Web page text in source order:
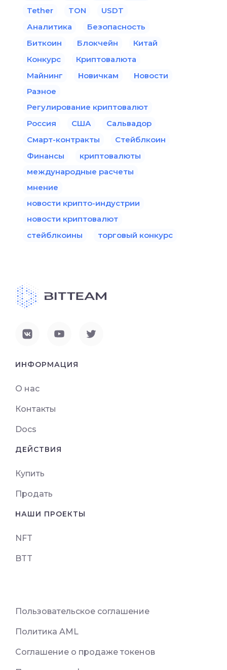
Tether
TON
USDT
Аналитика
Безопасность
Биткоин
Блокчейн
Китай
Конкурс
Криптовалюта
Майнинг
Новичкам
Новости
Разное
Регулирование криптовалют
Россия
США
Сальвадор
Смарт-контракты
Стейблкоин
Финансы
криптовалюты
международные расчеты
мнение
новости крипто-индустрии
новости криптовалют
стейблкоины
торговый конкурс
ИНФОРМАЦИЯ
О нас
Контакты
Docs
ДЕЙСТВИЯ
Купить
Продать
НАШИ ПРОЕКТЫ
NFT
BTT
Пользовательское соглашение
Политика AML
Соглашение о продаже токенов